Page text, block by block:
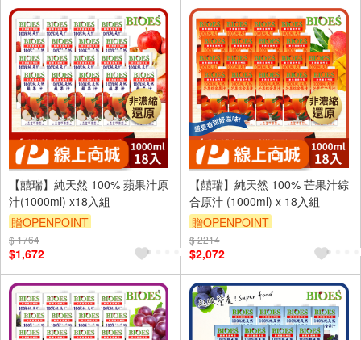
【囍瑞】純天然 100% 蘋果汁原
汁(1000ml) x18入組
贈OPENPOINT
訂單滿999享9折
$ 1764
$1,672
【囍瑞】純天然 100% 芒果汁綜
合原汁 (1000ml) x 18入組
贈OPENPOINT
訂單滿999享9折
$ 2214
$2,072